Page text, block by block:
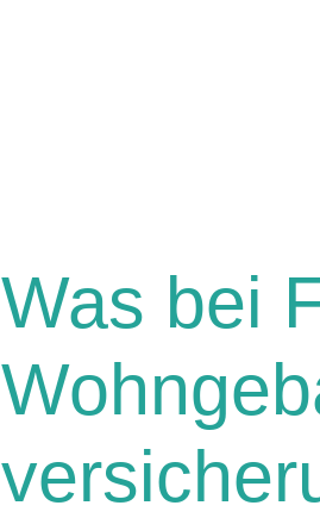
Was bei